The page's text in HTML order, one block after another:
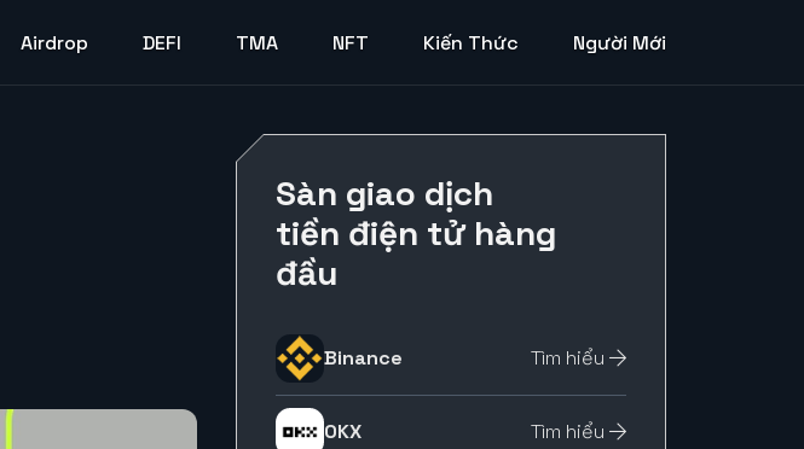
Airdrop DEFI TMA NFT Kiến Thức Người Mới
Sàn giao dịch
tiền điện tử hàng
đầu
Binance Tìm hiểu
OKX Tìm hiểu